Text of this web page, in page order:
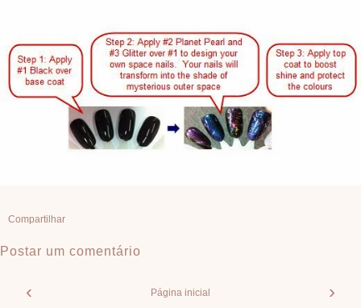
Compartilhar
Postar um comentário
‹ ›
Página inicial